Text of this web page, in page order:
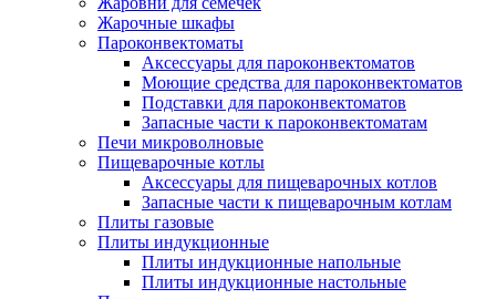
Жарочные шкафы
Пароконвектоматы
Аксессуары для пароконвектоматов
Моющие средства для пароконвектоматов
Подставки для пароконвектоматов
Запасные части к пароконвектоматам
Печи микроволновые
Пищеварочные котлы
Аксессуары для пищеварочных котлов
Запасные части к пищеварочным котлам
Плиты газовые
Плиты индукционные
Плиты индукционные напольные
Плиты индукционные настольные